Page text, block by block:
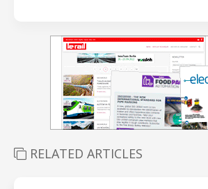
RELATED ARTICLES